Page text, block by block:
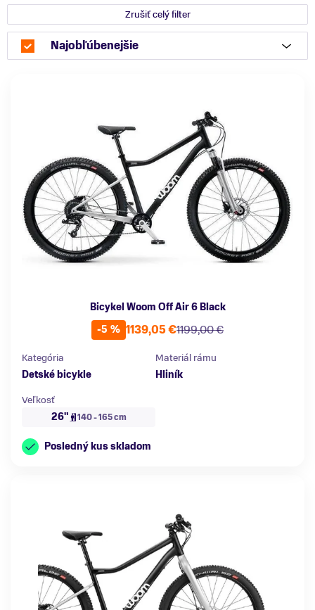
Zrušiť celý filter
Najobľúbenejšie
Bicykel Woom Off Air 6 Black
-5 %
1199,00 €
1139,05 €
Kategória
Detské bicykle
Materiál rámu
Hliník
Veľkosť
26"
140 - 165 cm
Posledný kus skladom